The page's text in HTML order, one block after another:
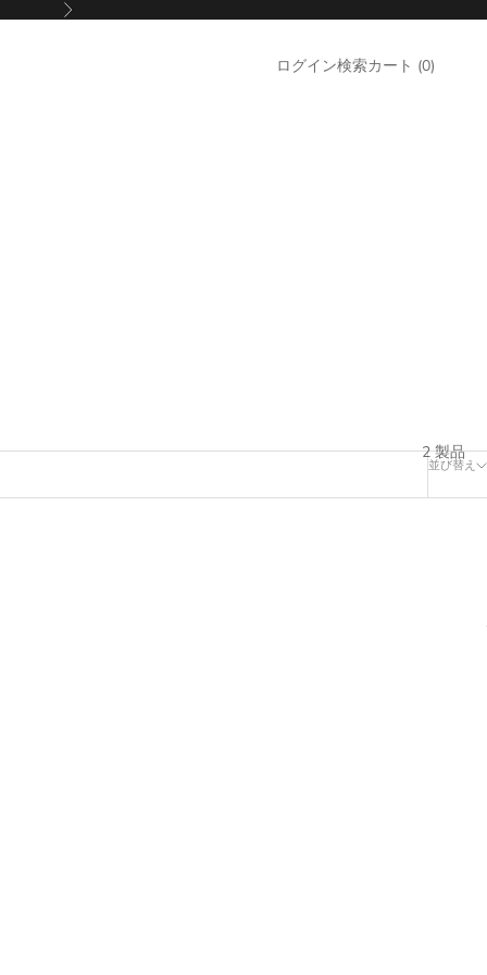
次
ログイン検索
検索カート
カート (0)
並び替え
2 製品